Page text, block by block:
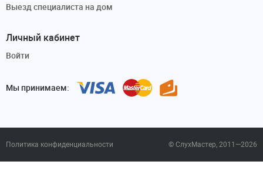
Выезд специалиста на дом
Личный кабинет
Войти
Мы принимаем:
Политика конфиденциальности © СлухМастер, 2011—2026